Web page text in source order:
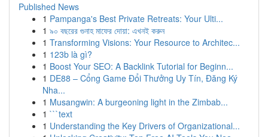
Published News
1 Pampanga's Best Private Retreats: Your Ulti...
1 ৯০ বছরের গুনাহ মাফের দোয়া: এখনই করুন
1 Transforming Visions: Your Resource to Architec...
1 123b là gì?
1 Boost Your SEO: A Backlink Tutorial for Beginn...
1 DE88 – Cổng Game Đổi Thưởng Uy Tín, Đăng Ký
Nha...
1 Musangwin: A burgeoning light in the Zimbab...
1 ```text
1 Understanding the Key Drivers of Organizational...